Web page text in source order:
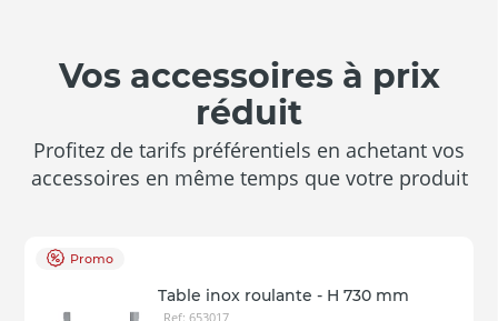
Vos accessoires à prix
réduit
Profitez de tarifs préférentiels en achetant vos
accessoires en même temps que votre produit
Promo
Table inox roulante - H 730 mm
Ref: 653017